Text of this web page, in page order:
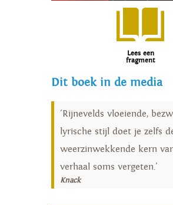
Lees een
fragment
Dit boek in de media
'Rijnevelds vloeiende,
lyrische stijl doet je zelfs
weerzinwekkende kern
verhaal soms vergeten.'
Knack